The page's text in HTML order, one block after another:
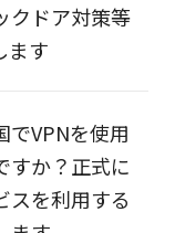
クドア対策等
ます
でVPNを使用
すか？正式に
スを利用する